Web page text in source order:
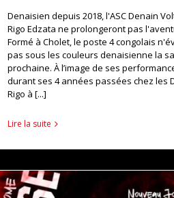
Denaisien depuis 2018, l'ASC Denain
Rigo Edzata ne prolongeront pas
Formé à Cholet, le poste 4 congolais
pas sous les couleurs denaisienne la
prochaine. À l’image de ses
durant ses 4 années passées chez les
Rigo à [...]
Lire la suite